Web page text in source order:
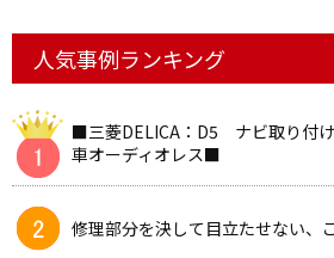
人気事例ランキング
■三菱DELICA：D5 ナビ取り付
車オーディオレス■
修理部分を決して目立たせない、